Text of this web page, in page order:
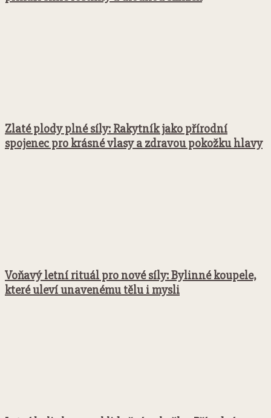
Zlaté plody plné síly: Rakytník jako přírodní
spojenec pro krásné vlasy a zdravou pokožku hlavy
Voňavý letní rituál pro nové síly: Bylinné koupele,
které uleví unavenému tělu i mysli